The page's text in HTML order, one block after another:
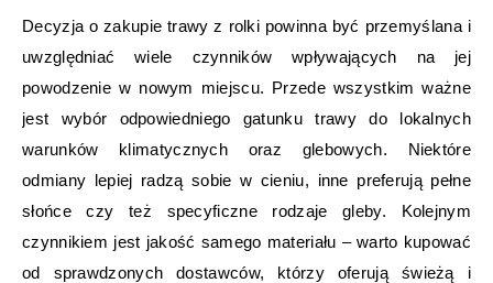
Decyzja o zakupie trawy z rolki powinna być przemyślana i
uwzględniać wiele czynników wpływających na jej
powodzenie w nowym miejscu. Przede wszystkim ważne
jest wybór odpowiedniego gatunku trawy do lokalnych
warunków klimatycznych oraz glebowych. Niektóre
odmiany lepiej radzą sobie w cieniu, inne preferują pełne
słońce czy też specyficzne rodzaje gleby. Kolejnym
czynnikiem jest jakość samego materiału – warto kupować
od sprawdzonych dostawców, którzy oferują świeżą i